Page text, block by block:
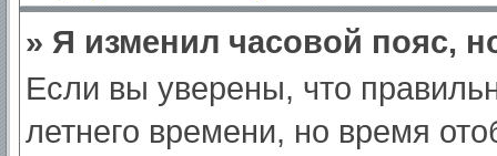
» Я изменил часовой пояс,
Если вы уверены, что
летнего времени, но время